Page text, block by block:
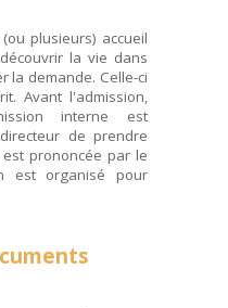
plusieurs) accueil
la vie dans
la demande. Celle-ci
Avant l'admission,
interne est
de prendre
prononcée par le
est organisé pour